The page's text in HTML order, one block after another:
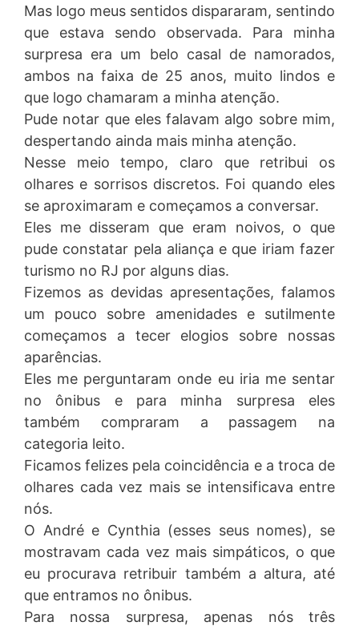
Mas logo meus sentidos dispararam, sentindo
que estava sendo observada. Para minha
surpresa era um belo casal de namorados,
ambos na faixa de 25 anos, muito lindos e
que logo chamaram a minha atenção.
Pude notar que eles falavam algo sobre mim,
despertando ainda mais minha atenção.
Nesse meio tempo, claro que retribui os
olhares e sorrisos discretos. Foi quando eles
se aproximaram e começamos a conversar.
Eles me disseram que eram noivos, o que
pude constatar pela aliança e que iriam fazer
turismo no RJ por alguns dias.
Fizemos as devidas apresentações, falamos
um pouco sobre amenidades e sutilmente
começamos a tecer elogios sobre nossas
aparências.
Eles me perguntaram onde eu iria me sentar
no ônibus e para minha surpresa eles
também compraram a passagem na
categoria leito.
Ficamos felizes pela coincidência e a troca de
olhares cada vez mais se intensificava entre
nós.
O André e Cynthia (esses seus nomes), se
mostravam cada vez mais simpáticos, o que
eu procurava retribuir também a altura, até
que entramos no ônibus.
Para nossa surpresa, apenas nós três